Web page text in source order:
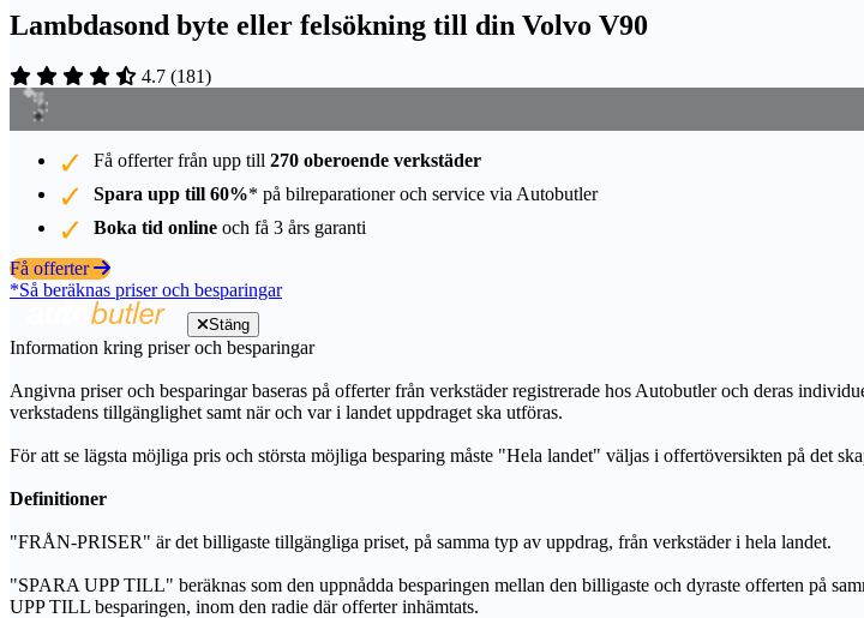
Lambdasond byte eller felsökning till din Volvo V90
4.7 (181)
Få offerter från upp till 270 oberoende verkstäder
Spara upp till 60%* på bilreparationer och service via Autobutler
Boka tid online och få 3 års garanti
Få offerter
*Så beräknas priser och besparingar
Stäng
Information kring priser och besparingar
Angivna priser och besparingar baseras på offerter från verkstäder registrerade hos Autobutler och deras
verkstadens tillgänglighet samt när och var i landet uppdraget ska utföras.
För att se lägsta möjliga pris och största möjliga besparing måste "Hela landet" väljas i offertöversikten på det
Definitioner
"FRÅN-PRISER" är det billigaste tillgängliga priset, på samma typ av uppdrag, från verkstäder i hela landet.
"SPARA UPP TILL" beräknas som den uppnådda besparingen mellan den billigaste och dyraste offerten på
UPP TILL besparingen, inom den radie där offerter inhämtats.